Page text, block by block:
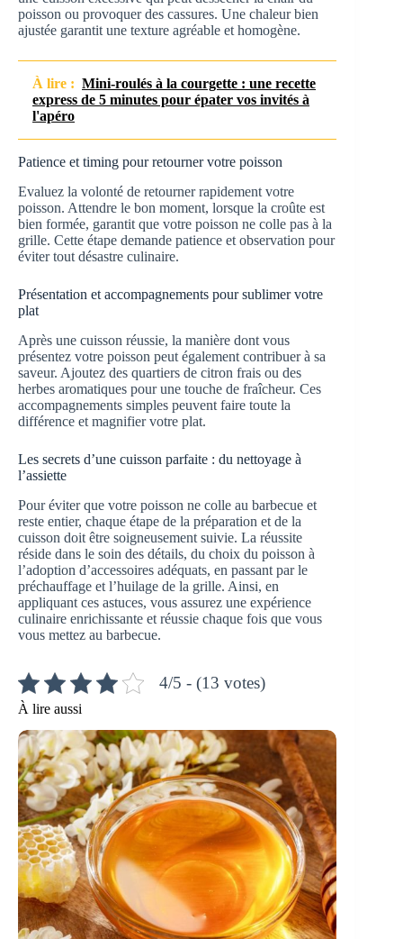
poisson ou provoquer des cassures. Une chaleur bien
ajustée garantit une texture agréable et homogène.
À lire : Mini-roulés à la courgette : une recette
express de 5 minutes pour épater vos invités à
l'apéro
Patience et timing pour retourner votre poisson
Evaluez la volonté de retourner rapidement votre
poisson. Attendre le bon moment, lorsque la croûte est
bien formée, garantit que votre poisson ne colle pas à la
grille. Cette étape demande patience et observation pour
éviter tout désastre culinaire.
Présentation et accompagnements pour sublimer votre
plat
Après une cuisson réussie, la manière dont vous
présentez votre poisson peut également contribuer à sa
saveur. Ajoutez des quartiers de citron frais ou des
herbes aromatiques pour une touche de fraîcheur. Ces
accompagnements simples peuvent faire toute la
différence et magnifier votre plat.
Les secrets d’une cuisson parfaite : du nettoyage à
l’assiette
Pour éviter que votre poisson ne colle au barbecue et
reste entier, chaque étape de la préparation et de la
cuisson doit être soigneusement suivie. La réussite
réside dans le soin des détails, du choix du poisson à
l’adoption d’accessoires adéquats, en passant par le
préchauffage et l’huilage de la grille. Ainsi, en
appliquant ces astuces, vous assurez une expérience
culinaire enrichissante et réussie chaque fois que vous
vous mettez au barbecue.
4/5 - (13 votes)
À lire aussi